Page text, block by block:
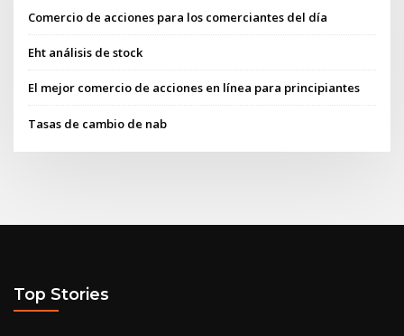
Comercio de acciones para los comerciantes del día
Eht análisis de stock
El mejor comercio de acciones en línea para principiantes
Tasas de cambio de nab
Top Stories